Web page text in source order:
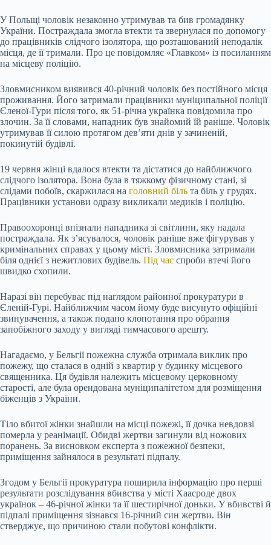
У Польщі чоловік незаконно утримував та бив громадянку
України. Постраждала змогла втекти та звернулася по допомогу
до працівників слідчого ізолятора, що розташований неподалік
місця, де її тримали. Про це повідомляє «Главком» із посиланням
на місцеву поліцію.
Зловмисником виявився 40-річний чоловік без постійного місця
проживання. Його затримали працівники муніципальної поліції
Єленої-Гури після того, як 51-річна українка повідомила про
злочин. За її словами, нападник був знайомий їй раніше. Чоловік
утримував її силою протягом дев’яти днів у зачиненій,
покинутій будівлі.
19 червня жінці вдалося втекти та дістатися до найближчого
слідчого ізолятора. Вона була в тяжкому фізичному стані, зі
слідами побоїв, скаржилася на головний біль та біль у грудях.
Працівники установи одразу викликали медиків і поліцію.
Правоохоронці впізнали нападника зі світлини, яку надала
постраждала. Як з’ясувалося, чоловік раніше вже фігурував у
кримінальних справах у цьому місті. Зловмисника затримали
біля однієї з нежитлових будівель. Під час спроби втечі його
швидко схопили.
Наразі він перебуває під наглядом районної прокуратури в
Єленій-Гурі. Найближчим часом йому буде висунуто офіційні
звинувачення, а також подано клопотання про обрання
запобіжного заходу у вигляді тимчасового арешту.
Нагадаємо, у Бельгії пожежна служба отримала виклик про
пожежу, що сталася в одній з квартир у будинку місцевого
священника. Ця будівля належить місцевому церковному
старості, але була орендована муніципалітетом для розміщення
біженців з України.
Тіло вбитої жінки знайшли на місці пожежі, її дочка невдовзі
померла у реанімації. Обидві жертви загинули від ножових
поранень. За висновком експерта з пожежної безпеки,
приміщення зайнялося в результаті підпалу.
Згодом у Бельгії прокуратура поширила інформацію про перші
результати розслідування вбивства у місті Хаасроде двох
українок – 46-річної жінки та її шестирічної доньки. У вбивстві й
підпалі приміщення зізнався 16-річний син жертви. Він
стверджує, що причиною стали побутові конфлікти.